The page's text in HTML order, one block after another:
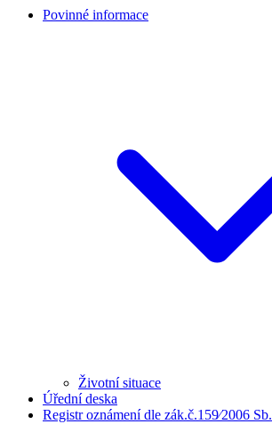
Povinné informace
Životní situace
Úřední deska
Registr oznámení dle zák.č.159⁄2006 Sb.